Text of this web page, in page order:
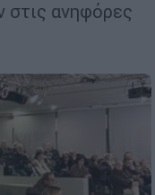
στις ανηφόρες